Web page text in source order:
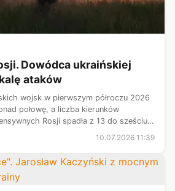
Dowódca ukraińskiej
ataków
wojsk w pierwszym półroczu 2026
połowę, a liczba kierunków
Rosji spadła z 13 do sześciu-
dowódca Sił Zbrojnych Ukrainy
10.07.2026 11:39